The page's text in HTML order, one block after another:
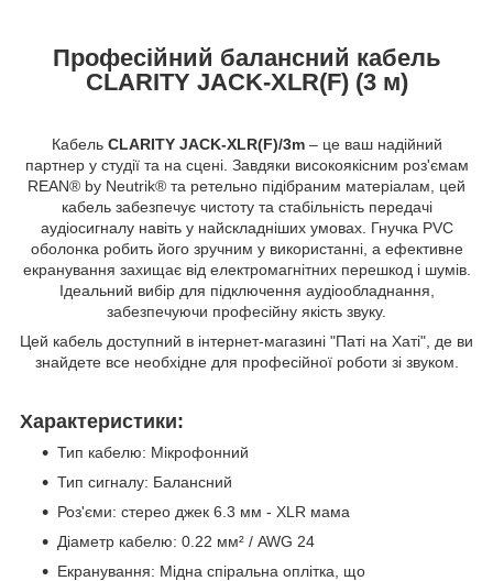
Професійний балансний кабель
CLARITY JACK-XLR(F) (3 м)
Кабель CLARITY JACK-XLR(F)/3m– це ваш надійний
партнер у студії та на сцені. Завдяки високоякісним роз'ємам
REAN® by Neutrik® та ретельно підібраним матеріалам, цей
кабель забезпечує чистоту та стабільність передачі
аудіосигналу навіть у найскладніших умовах. Гнучка PVC
оболонка робить його зручним у використанні, а ефективне
екранування захищає від електромагнітних перешкод і шумів.
Ідеальний вибір для підключення аудіообладнання,
забезпечуючи професійну якість звуку.
Цей кабель доступний в інтернет-магазині "Паті на Хаті", де ви
знайдете все необхідне для професійної роботи зі звуком.
Характеристики:
Тип кабелю: Мікрофонний
Тип сигналу: Балансний
Роз'єми: стерео джек 6.3 мм - XLR мама
Діаметр кабелю: 0.22 мм² / AWG 24
Екранування: Мідна спіральна оплітка, що